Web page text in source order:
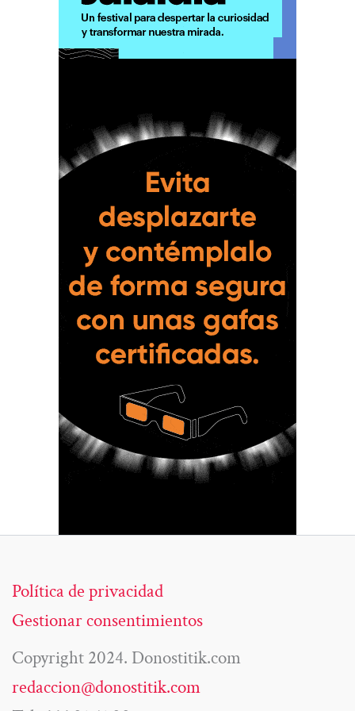
Política de privacidad
Gestionar consentimientos
Copyright 2024. Donostitik.com
redaccion@donostitik.com